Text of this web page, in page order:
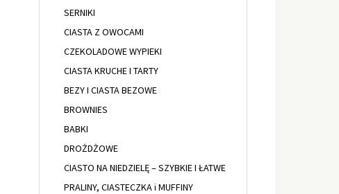
SERNIKI
CIASTA Z OWOCAMI
CZEKOLADOWE WYPIEKI
CIASTA KRUCHE I TARTY
BEZY I CIASTA BEZOWE
BROWNIES
BABKI
DROŻDŻOWE
CIASTO NA NIEDZIELĘ – SZYBKIE I ŁATWE
PRALINY, CIASTECZKA i MUFFINY